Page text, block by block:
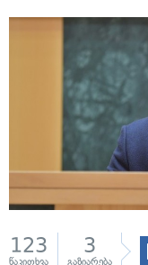
123
წაკითხვა
3
გაზიარება